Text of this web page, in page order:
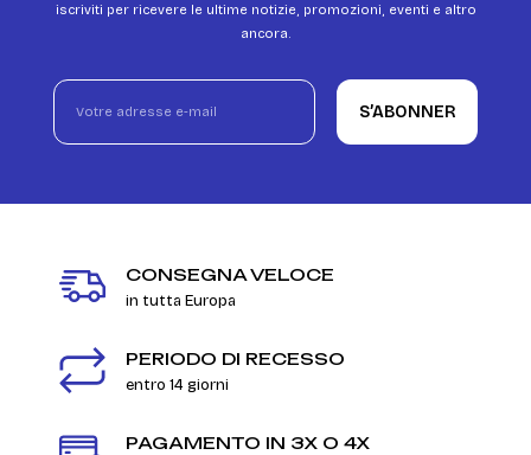
iscriviti per ricevere le ultime notizie, promozioni, eventi e altro
ancora.
S’ABONNER
CONSEGNA VELOCE
in tutta Europa
PERIODO DI RECESSO
entro 14 giorni
PAGAMENTO IN 3X O 4X